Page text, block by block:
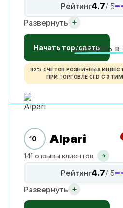
Рейтинг4.7/ 5
Развернуть
Начать торговать
82% СЧЕТОВ РОЗНИЧНЫХ
ПРИ ТОРГОВЛЕ CFD С
Добавить в
10 Alpari
141 отзывы клиентов
Рейтинг4.7/ 5
Развернуть